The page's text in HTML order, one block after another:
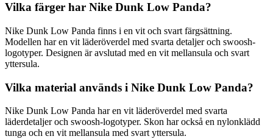
Vilka färger har Nike Dunk Low Panda?
Nike Dunk Low Panda finns i en vit och svart färgsättning.
Modellen har en vit läderöverdel med svarta detaljer och swoosh-
logotyper. Designen är avslutad med en vit mellansula och svart
yttersula.
Vilka material används i Nike Dunk Low Panda?
Nike Dunk Low Panda har en vit läderöverdel med svarta
läderdetaljer och swoosh-logotyper. Skon har också en nylonklädd
tunga och en vit mellansula med svart yttersula.